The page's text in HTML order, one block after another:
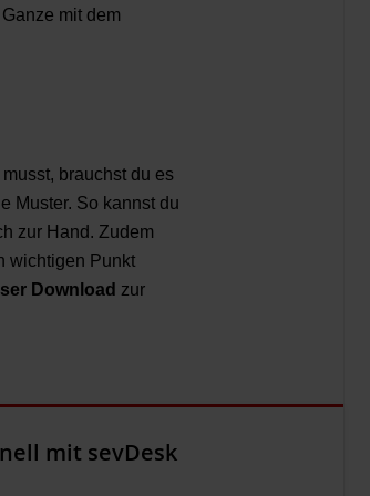
mit dem
brauchst du es
Muster. So kannst du
zur Hand. Zudem
wichtigen Punkt
Download zur
mit sevDesk